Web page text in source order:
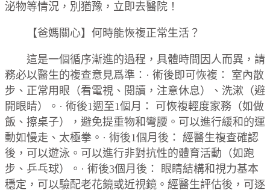
泌物等情況，別猶豫，立即去醫院！
【爸媽關心】何時能恢複正常生活？
這是一個循序漸進的過程，具體時間因人而異，請
務必以醫生的複查意見爲準：· 術後即可恢複： 室內散
步、正常用眼（看電視、閱讀，注意休息）、洗漱（避
開眼睛）。· 術後1週至1個月： 可恢複輕度家務（如做
飯、擦桌子），避免提重物和彎腰。可以進行緩和的運
動如慢走、太極拳。· 術後1個月後： 經醫生複查確認
後，可以遊泳。可以進行非對抗性的體育活動（如跑
步、乒乓球）。· 術後3個月後： 眼睛結構和視力基本
穩定，可以驗配老花鏡或近視鏡。經醫生評估後，可逐